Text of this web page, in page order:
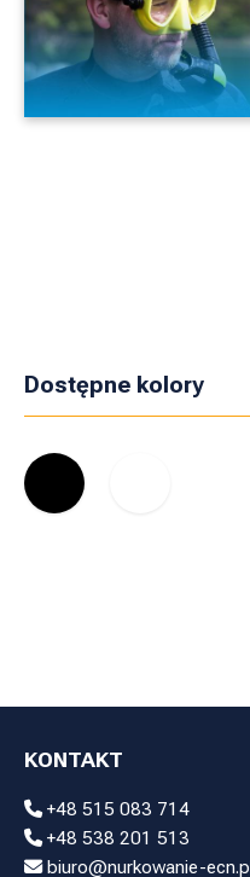
Dostępne kolory
KONTAKT
+48 515 083 714
+48 538 201 513
biuro@nurkowanie-ecn.pl